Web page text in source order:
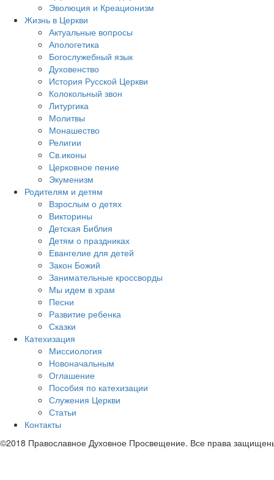
Эволюция и Креационизм
Жизнь в Церкви
Актуальные вопросы
Апологетика
Богослужебный язык
Духовенство
История Русской Церкви
Колокольный звон
Литургика
Молитвы
Монашество
Религии
Св.иконы
Церковное пение
Экуменизм
Родителям и детям
Взрослым о детях
Викторины
Детская Библия
Детям о праздниках
Евангелие для детей
Закон Божий
Занимательные кроссворды
Мы идем в храм
Песни
Развитие ребенка
Сказки
Катехизация
Миссиология
Новоначальным
Оглашение
Пособия по катехизации
Служения Церкви
Статьи
Контакты
©2018 Православное Духовное Просвещение. Все права